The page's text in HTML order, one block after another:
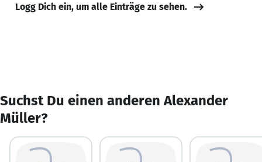
Logg Dich ein, um alle Einträge zu sehen.
Suchst Du einen anderen Alexander
Müller?